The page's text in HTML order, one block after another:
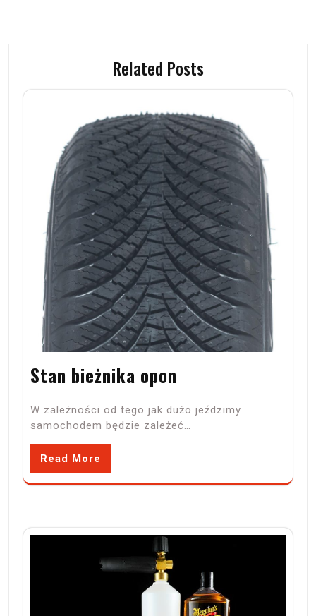
Related Posts
Stan bieżnika opon
W zależności od tego jak dużo jeździmy
samochodem będzie zależeć…
Read More